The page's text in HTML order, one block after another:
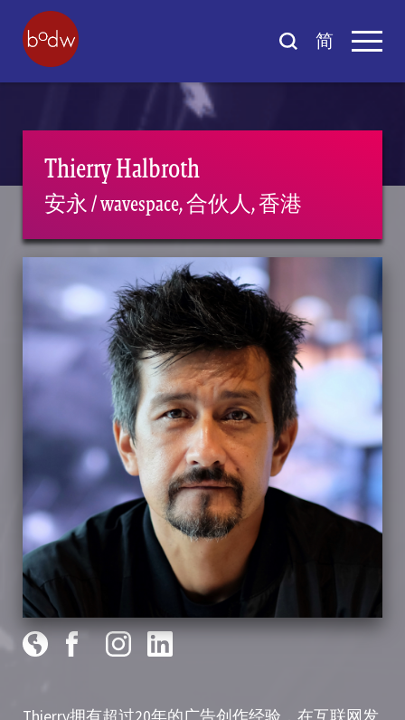
简
Thierry Halbroth
安永 / wavespace, 合伙人, 香港